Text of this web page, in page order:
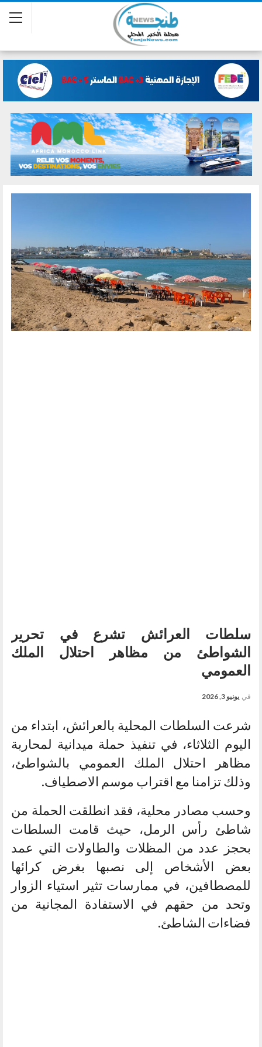
سلطات العرائش تشرع في تحرير
الشواطئ من مظاهر احتلال الملك
العمومي
في يونيو 3, 2026
شرعت السلطات المحلية بالعرائش، ابتداء من
اليوم الثلاثاء، في تنفيذ حملة ميدانية لمحاربة
مظاهر احتلال الملك العمومي بالشواطئ،
وذلك تزامنا مع اقتراب موسم الاصطياف.
وحسب مصادر محلية، فقد انطلقت الحملة من
شاطئ رأس الرمل، حيث قامت السلطات
بحجز عدد من المظلات والطاولات التي عمد
بعض الأشخاص إلى نصبها بغرض كرائها
للمصطافين، في ممارسات تثير استياء الزوار
وتحد من حقهم في الاستفادة المجانية من
فضاءات الشاطئ.